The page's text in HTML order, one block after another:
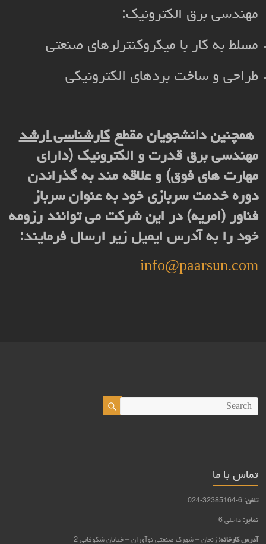
مهندسی برق الکترونیک:
مسلط به کار با میکروکنترلرهای صنعتی
طراحی و ساخت بردهای الکترونیکی
همچنین دانشجویان مقطع کارشناسی ارشد
مهندسی برق قدرت و الکترونیک (دارای
مهارت های فوق) و علاقه مند به گذراندن
دوره خدمت سربازی خود به عنوان سرباز
فناور (امریه) در این شرکت می توانند رزومه
خود را به آدرس ایمیل زیر ارسال فرمایند:
info@paarsun.com
تماس با ما
تلفن:
نمابر: داخلی 6
آدرس کارخانه: زنجان – شهرک صنعتی نوآوران – خيابان شكوفايي 2